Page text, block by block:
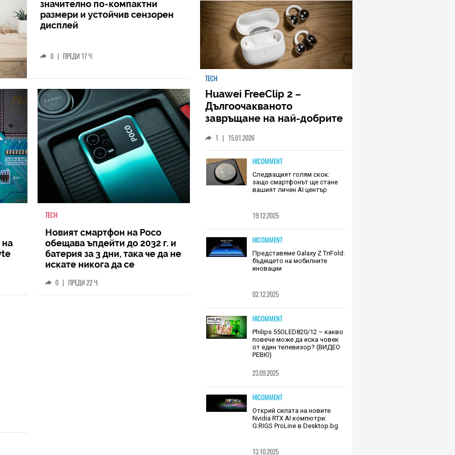
значително по-компактни
размери и устойчив сензорен
дисплей
0 | ПРЕДИ 17 Ч.
TECH
Новият смартфон на Poco
обещава ъпдейти до 2032 г. и
батерия за 3 дни, така че да не
искате никога да се
0 | ПРЕДИ 22 Ч.
TECH
Huawei FreeClip 2 –
Дългоочакваното
завръщане на най-добрите
1 | 15.01.2026
HICOMMENT
Следващият голям скок:
защо смартфонът ще стане
вашият личен AI център
19.12.2025
HICOMMENT
Представяме Galaxy Z TriFold:
бъдещето на мобилните
иновации
02.12.2025
HICOMMENT
Philips 55OLED820/12 – какво
повече може да иска човек
от един телевизор? (ВИДЕО
РЕВЮ)
23.09.2025
HICOMMENT
Открий силата на новите
Nvidia RTX AI компютри:
G:RIGS ProLine в Desktop.bg
13.10.2025